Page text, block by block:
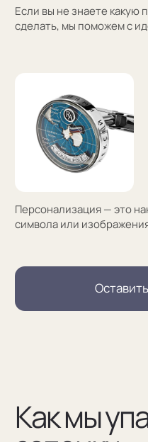
Выполнены в фирменных цветах
с брендированием
(02)
В сертификате соответствия
запонок и материалы, из которых они